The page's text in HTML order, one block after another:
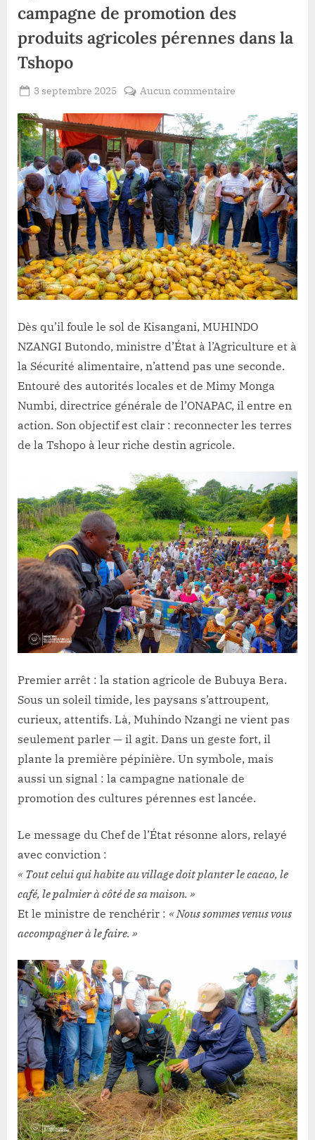
campagne de promotion des
produits agricoles pérennes dans la
Tshopo
Posted
3 septembre 2025
Lacloche
Aucun commentaire
MUHINDO
NZANGI
en
campagne
de
promotion
des
produits
agricoles
pérennes
dans
la
Dès qu’il foule le sol de Kisangani, MUHINDO
NZANGI Butondo, ministre d’État à l’Agriculture et à
la Sécurité alimentaire, n’attend pas une seconde.
Entouré des autorités locales et de Mimy Monga
Numbi, directrice générale de l’ONAPAC, il entre en
action. Son objectif est clair : reconnecter les terres
de la Tshopo à leur riche destin agricole.
Premier arrêt : la station agricole de Bubuya Bera.
Sous un soleil timide, les paysans s’attroupent,
curieux, attentifs. Là, Muhindo Nzangi ne vient pas
seulement parler — il agit. Dans un geste fort, il
plante la première pépinière. Un symbole, mais
aussi un signal : la campagne nationale de
promotion des cultures pérennes est lancée.
Le message du Chef de l’État résonne alors, relayé
avec conviction :
« Tout celui qui habite au village doit planter le cacao, le
café, le palmier à côté de sa maison. »
Et le ministre de renchérir : « Nous sommes venus vous
accompagner à le faire. »